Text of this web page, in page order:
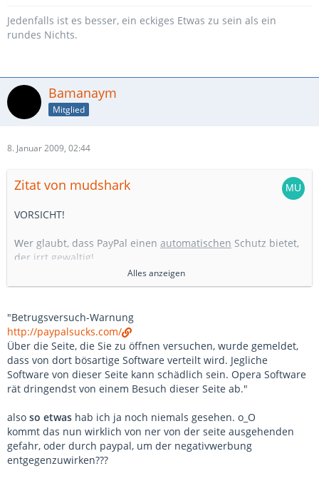
Jedenfalls ist es besser, ein eckiges Etwas zu sein als ein
rundes Nichts.
Bamanaym
Mitglied
8. Januar 2009, 02:44
Zitat von mudshark
VORSICHT!
Wer glaubt, dass PayPal einen automatischen Schutz bietet,
der irrt gewaltig!
Das marktschreierische Versprechen dieser eBay-Tochter,
Kohle zurückbekommen, ist so schlicht und einfach gelogen!
Wenn nämlich der Verkäufer sein PayPal-Konto
zwischenzeitlich leer geräumt bzw. das Geld aufs Girokonto
verschoben hat, sieht der Betrogene sein Geld nie wieder.
Der Käuferschutz von PayPal ist eine KULANZ-Leistung! Aber
durch die entsprechende Aufbereitung in der Werbung
abgesichert sind.
Ich wiederhole mich gerne:http://paypalsucks.com/
Alles anzeigen
"Betrugsversuch-Warnung
http://paypalsucks.com/
Über die Seite, die Sie zu öffnen versuchen, wurde gemeldet,
dass von dort bösartige Software verteilt wird. Jegliche
Software von dieser Seite kann schädlich sein. Opera Software
rät dringendst von einem Besuch dieser Seite ab."
also so etwas hab ich ja noch niemals gesehen. o_O
kommt das nun wirklich von ner von der seite ausgehenden
gefahr, oder durch paypal, um der negativwerbung
entgegenzuwirken???